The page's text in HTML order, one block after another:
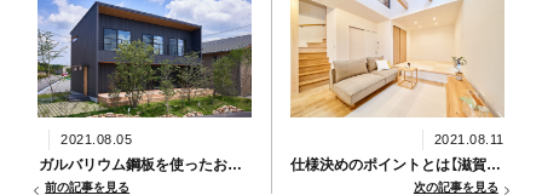
2021.08.05
ガルバリウム鋼板を使ったおしゃれなお家【滋賀県甲賀市新築コラムVol.195】
前の記事を見る
2021.08.11
仕様決めのポイントとは【滋賀県甲賀市新築コラムVol.197】
次の記事を見る